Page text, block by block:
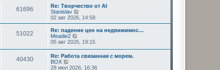
к
п
о
с
е
д
н
е
м
с
61696
Re: Творчество от AI
Stanislav
р
е
и
п
02 авг 2026, 14:58
51022
Re: падение цен на недвижимос…
Meadie2
е
й
т
05 авг 2026, 19:15
40430
Re: Работа связанная с морем.
BOX
е
28 июл 2026, 16:36